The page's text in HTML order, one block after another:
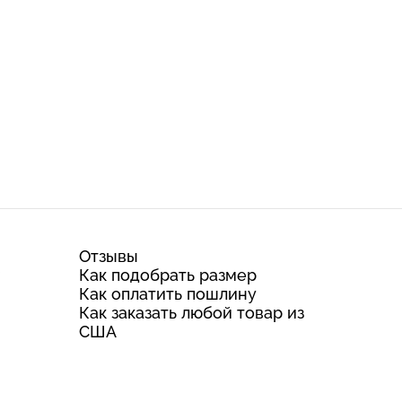
Отзывы
Как подобрать размер
Как оплатить пошлину
Как заказать любой товар из
США